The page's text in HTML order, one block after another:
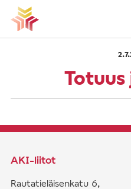
Vieritä
sisältöön
Etusivu
Totuus
AKI-liitot
Rautatieläisenkatu 6,